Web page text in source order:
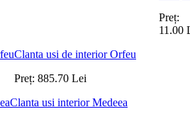
Preț:
11.00
Clanta usi de interior Orfeu
Preț: 885.70 Lei
Clanta usi interior Medeea